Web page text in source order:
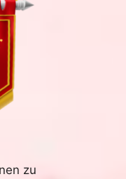
zu